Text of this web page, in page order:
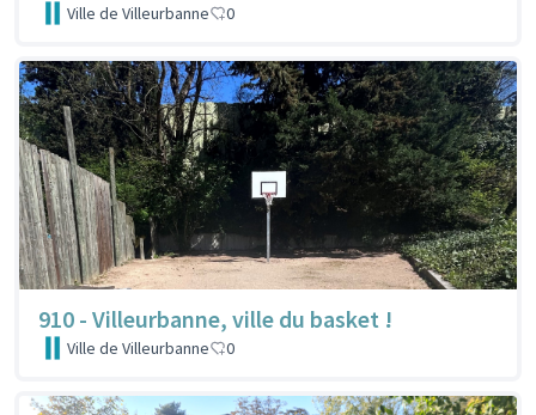
Ville de Villeurbanne 0
910 - Villeurbanne, ville du basket !
Ville de Villeurbanne 0